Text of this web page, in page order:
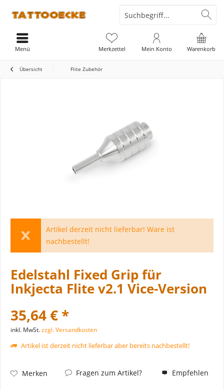
Warenkorb
Merkzettel Mein Konto
Menü
Übersicht Flite Zubehör
Artikel derzeit nicht lieferbar! Ware ist
nachbestellt!
Edelstahl Fixed Grip für
Inkjecta Flite v2.1 Vice-Version
35,64 € *
inkl. MwSt.zzgl. Versandkosten
Artikel ist derzeit nicht lieferbar aber bereits nachbestellt!
Merken Fragen zum Artikel? Empfehlen